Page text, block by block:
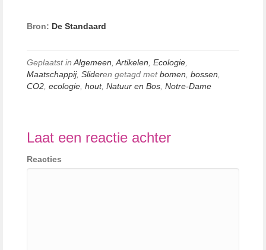
Bron: De Standaard
Geplaatst in Algemeen Artikelen Ecologie
Maatschappij, Slideren getagd metbomen bossen
CO2 ecologie hout, Natuur en Bos Notre-Dame
Laat een reactie achter
Reacties